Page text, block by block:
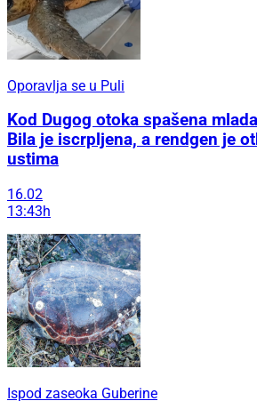
Oporavlja se u Puli
Kod Dugog otoka spašena
Bila je iscrpljena, a rendgen je
ustima
16.02
13:43h
Ispod zaseoka Guberine